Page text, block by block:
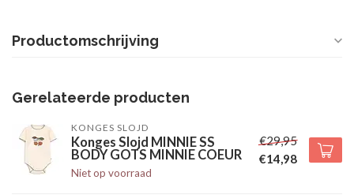
Productomschrijving
Gerelateerde producten
KONGES SLOJD
Konges Slojd MINNIE SS
BODY GOTS MINNIE COEUR
Niet op voorraad
€29,95
€14,98